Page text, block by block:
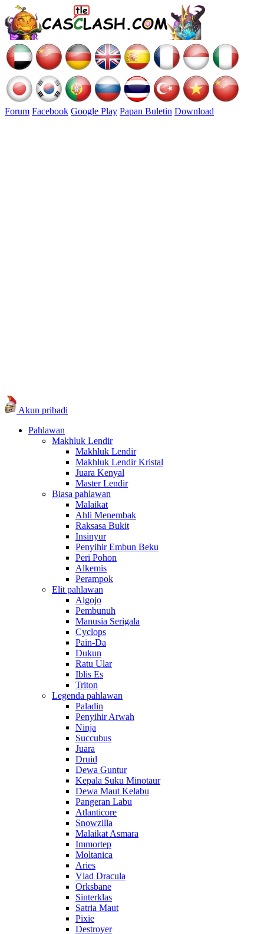
Forum Facebook Google Play Papan Buletin Download
Akun pribadi
Pahlawan
Makhluk Lendir
Makhluk Lendir
Makhluk Lendir Kristal
Juara Kenyal
Master Lendir
Biasa pahlawan
Malaikat
Ahli Menembak
Raksasa Bukit
Insinyur
Penyihir Embun Beku
Peri Pohon
Alkemis
Perampok
Elit pahlawan
Algojo
Pembunuh
Manusia Serigala
Cyclops
Pain-Da
Dukun
Ratu Ular
Iblis Es
Triton
Legenda pahlawan
Paladin
Penyihir Arwah
Ninja
Succubus
Juara
Druid
Dewa Guntur
Kepala Suku Minotaur
Dewa Maut Kelabu
Pangeran Labu
Atlanticore
Snowzilla
Malaikat Asmara
Immortep
Moltanica
Aries
Vlad Dracula
Orksbane
Sinterklas
Satria Maut
Pixie
Destroyer